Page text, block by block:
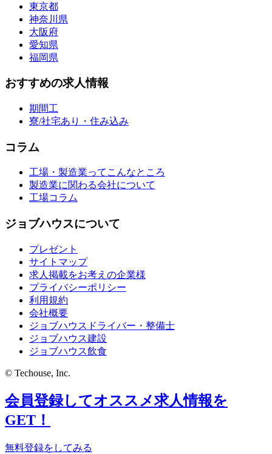
東京都
神奈川県
大阪府
愛知県
福岡県
おすすめの求人情報
期間工
寮/社宅あり・住み込み
コラム
工場・製造業ってこんなところ
製造業に関わる会社について
工場コラム
ジョブハウスについて
プレゼント
サイトマップ
求人掲載をお考えの企業様
プライバシーポリシー
利用規約
会社概要
ジョブハウスドライバー・整備士
ジョブハウス建設
ジョブハウス飲食
© Techouse, Inc.
会員登録してオススメ求人情報を
GET！
無料登録をしてみる